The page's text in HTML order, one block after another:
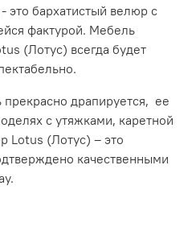
бархатистый велюр с
фактурой. Мебель
(Лотус) всегда будет
прекрасно драпируется, ее
с утяжками, каретной
Lotus (Лотус) – это
качественными